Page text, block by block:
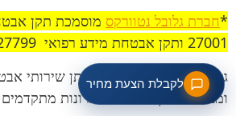
*חברת גלובל נטוורקס
27001 ותקן אבטחת מידע רפואי ISO 27799
גלובל נטוורקס מתמחה במתן שירותי
ומציעה מגוון רחב של פתרונות
לקבלת הצעת מחיר